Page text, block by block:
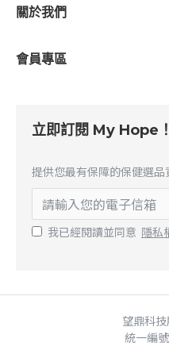
關於我們
會員專區
立即訂閱 My Hope！
提供您最有保障的保健選
我已經閱讀並同意 隱私
望鼎科
統一編